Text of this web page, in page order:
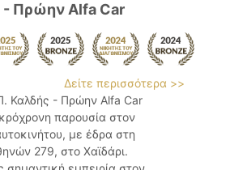
- Πρώην Alfa Car
Δείτε περισσότερα >>
Καλδής - Πρώην Alfa Car
παρουσία στον
με έδρα στη
279, στο Χαϊδάρι.